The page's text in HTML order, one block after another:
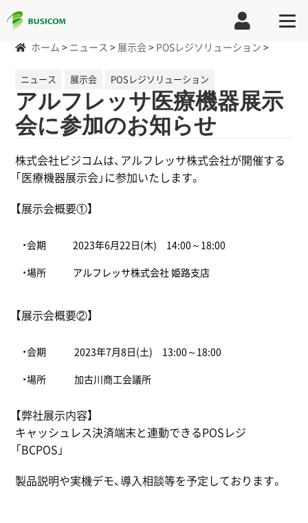
ホーム > ニュース > 展示会 > POSレジソリューション >
ニュース 展示会 POSレジソリューション
アルフレッサ医療機器展示
会に参加のお知らせ
株式会社ビジコムは、アルフレッサ株式会社が開催する
「医療機器展示会」に参加いたします。
【展示会概要①】
・会期 2023年6月22日(木) 14:00～18:00
・場所 アルフレッサ株式会社 姫路支店
【展示会概要②】
・会期 2023年7月8日(土) 13:00～18:00
・場所 加古川商工会議所
【弊社展示内容】
キャッシュレス決済端末と連動できるPOSレジ
「BCPOS」
製品説明や実機デモ、導入相談等を予定しております。